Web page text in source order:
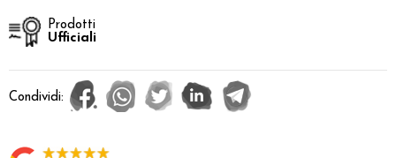
Prodotti
Ufficiali
Condividi: